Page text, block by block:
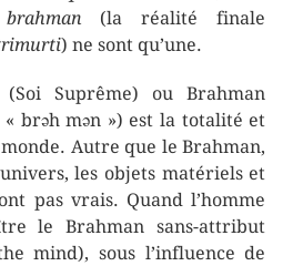
brahman (la réalité finale
) ne sont qu’une.
(Soi Suprême) ou Brahman
brəh mən ») est la totalité et
Autre que le Brahman,
les objets matériels et
pas vrais. Quand l’homme
le Brahman sans-attribut
mind), sous l’influence de